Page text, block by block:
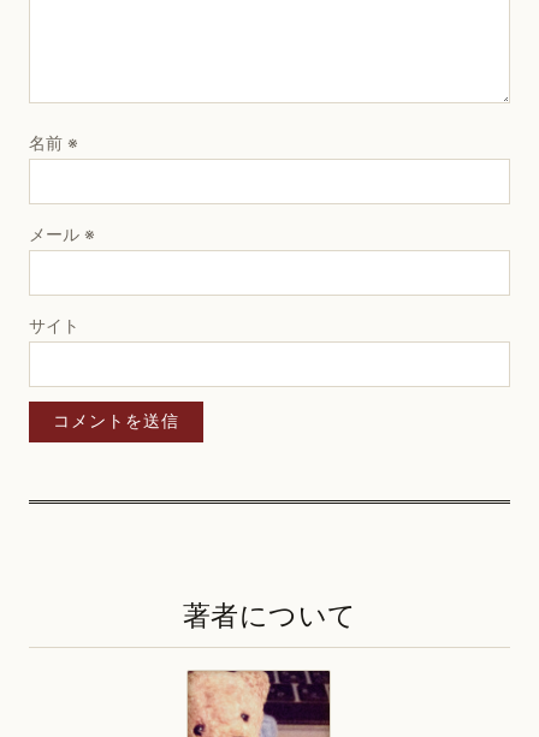
名前 ※
メール ※
サイト
著者について